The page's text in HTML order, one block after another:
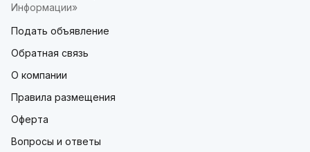
Информации»
Подать объявление
Обратная связь
О компании
Правила размещения
Оферта
Вопросы и ответы